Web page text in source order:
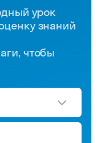
урок
знаний
чтобы